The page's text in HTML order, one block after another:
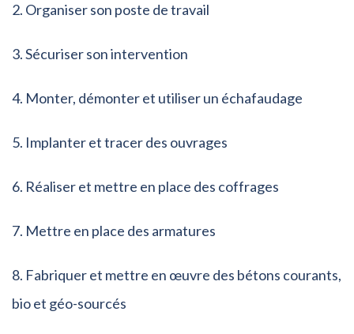
Organiser son poste de travail
Sécuriser son intervention
Monter, démonter et utiliser un échafaudage
Implanter et tracer des ouvrages
Réaliser et mettre en place des coffrages
Mettre en place des armatures
Fabriquer et mettre en œuvre des bétons courants,
bio et géo-sourcés